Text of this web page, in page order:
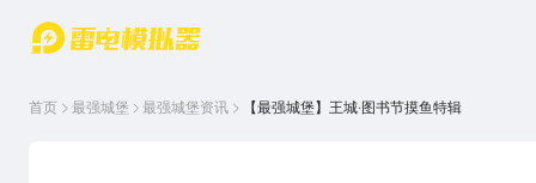
首页
游戏中
心
首页 最强城堡 最强城堡资讯 【最强城堡】王城·图书节摸鱼特辑